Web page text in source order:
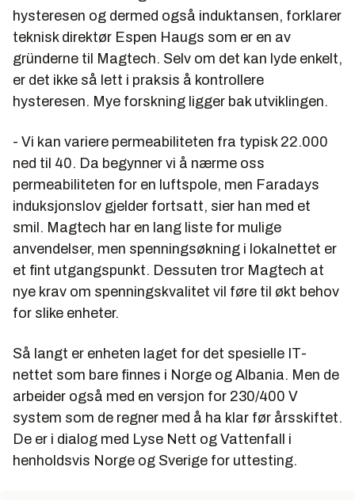
hysteresen og dermed også induktansen, forklarer
teknisk direktør Espen Haugs som er en av
gründerne til Magtech. Selv om det kan lyde enkelt,
er det ikke så lett i praksis å kontrollere
hysteresen. Mye forskning ligger bak utviklingen.
- Vi kan variere permeabiliteten fra typisk 22.000
ned til 40. Da begynner vi å nærme oss
permeabiliteten for en luftspole, men Faradays
induksjonslov gjelder fortsatt, sier han med et
smil. Magtech har en lang liste for mulige
anvendelser, men spenningsøkning i lokalnettet er
et fint utgangspunkt. Dessuten tror Magtech at
nye krav om spenningskvalitet vil føre til økt behov
for slike enheter.
Så langt er enheten laget for det spesielle IT-
nettet som bare finnes i Norge og Albania. Men de
arbeider også med en versjon for 230/400 V
system som de regner med å ha klar før årsskiftet.
De er i dialog med Lyse Nett og Vattenfall i
henholdsvis Norge og Sverige for uttesting.